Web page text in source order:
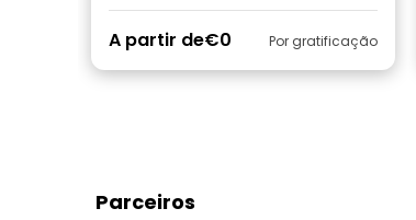
A partir de€0 Por gratificação
Parceiros